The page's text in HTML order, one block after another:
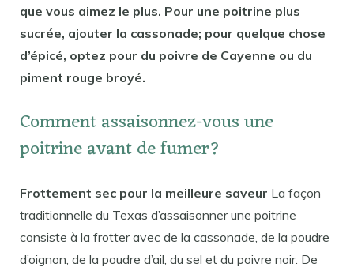
que vous aimez le plus. Pour une poitrine plus
sucrée, ajouter la cassonade; pour quelque chose
d’épicé, optez pour du poivre de Cayenne ou du
piment rouge broyé.
Comment assaisonnez-vous une
poitrine avant de fumer?
Frottement sec pour la meilleure saveur La façon
traditionnelle du Texas d’assaisonner une poitrine
consiste à la frotter avec de la cassonade, de la poudre
d’oignon, de la poudre d’ail, du sel et du poivre noir. De